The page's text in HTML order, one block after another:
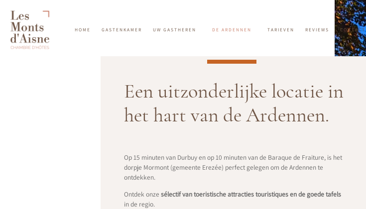
HOME GASTENKAMER UW GASTHEREN DE ARDENNEN TARIEVEN REVIEWS CONTACT
Een uitzonderlijke locatie in
het hart van de Ardennen.
Op 15 minuten van Durbuy en op 10 minuten van de Baraque de Fraiture, is het
dorpje Mormont (gemeente Erezée) perfect gelegen om de Ardennen te
ontdekken.
Ontdek onze sélectif van toeristische attracties touristiques en de goede tafels
in de regio.